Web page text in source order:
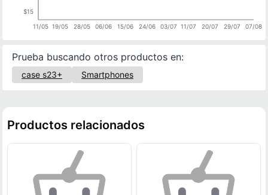
11/05 19/05 28/05 06/06 15/06 24/06 03/07 11/07 20/07 29/07 07/08
$15
Prueba buscando otros productos en:
case s23+ Smartphones
Productos relacionados